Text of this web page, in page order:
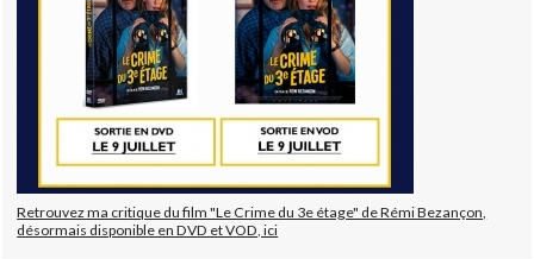
Retrouvez ma critique du film "Le Crime du 3e étage" de Rémi Bezançon,
désormais disponible en DVD et VOD, ici